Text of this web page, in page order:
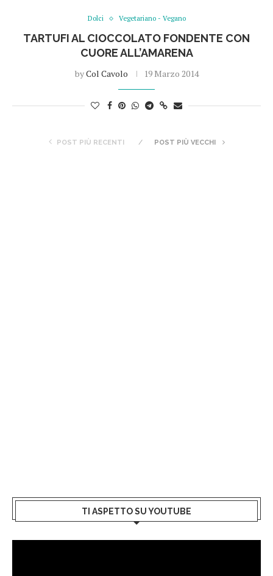
Dolci Vegetariano - Vegano
TARTUFI AL CIOCCOLATO FONDENTE CON
CUORE ALL’AMARENA
byCol Cavolo 19 Marzo 2014
POST PIÙ RECENTI POST PIÙ VECCHI
TI ASPETTO SU YOUTUBE